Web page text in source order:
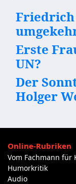
Friedrich
Erste
UN?
Der
Holger
Online-Rubriken
Vom Fachmann für
Humorkritik
Audio